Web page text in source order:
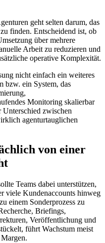
geht selten darum, das
finden. Entscheidend ist, ob
über mehrere
Arbeit zu reduzieren und
operative Komplexität.
nicht einfach ein weiteres
bzw. ein System, das
Monitoring skalierbar
Unterschied zwischen
agenturtauglichen
von einer
Teams dabei unterstützen,
viele Kundenaccounts hinweg
einem Sonderprozess zu
Briefings,
Veröffentlichung und
führt Wachstum meist